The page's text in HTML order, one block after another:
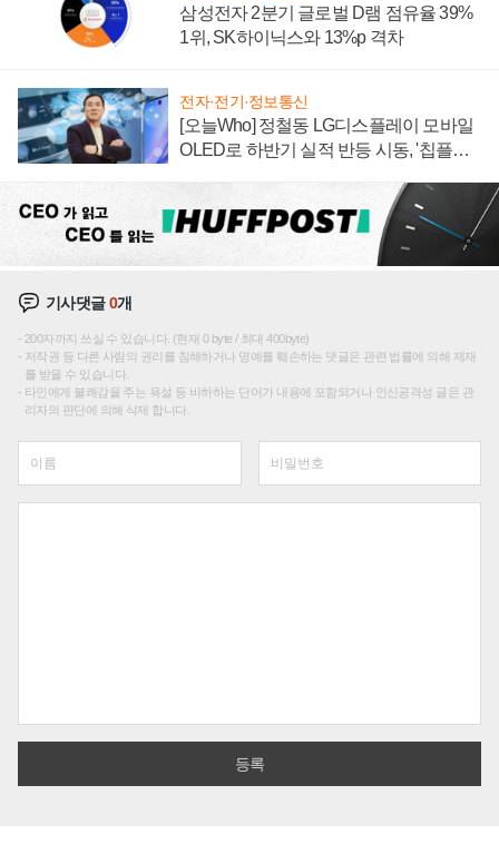
삼성전자 2분기 글로벌 D램 점유율 39%
1위, SK하이닉스와 13%p 격차
전자·전기·정보통신
[오늘Who] 정철동 LG디스플레이 모바일
OLED로 하반기 실적 반등 시동, '칩플레
기사댓글0개
200자까지 쓰실 수 있습니다. (현재 0 byte / 최대 400byte)
저작권 등 다른 사람의 권리를 침해하거나 명예를 훼손하는 댓글은 관련 법률에 의해 제재
를 받을 수 있습니다.
타인에게 불쾌감을 주는 욕설 등 비하하는 단어가 내용에 포함되거나 인신공격성 글은 관
리자의 판단에 의해 삭제 합니다.